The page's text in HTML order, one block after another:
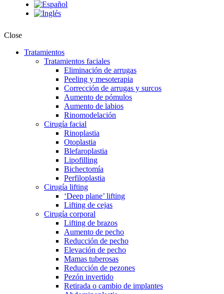
Close
Tratamientos
Tratamientos faciales
Eliminación de arrugas
Peeling y mesoterapia
Corrección de arrugas y surcos
Aumento de pómulos
Aumento de labios
Rinomodelación
Cirugía facial
Rinoplastia
Otoplastia
Blefaroplastia
Lipofilling
Bichectomía
Perfiloplastia
Cirugía lifting
‘Deep plane’ lifting
Lifting de cejas
Cirugía corporal
Lifting de brazos
Aumento de pecho
Reducción de pecho
Elevación de pecho
Mamas tuberosas
Reducción de pezones
Pezón invertido
Retirada o cambio de implantes